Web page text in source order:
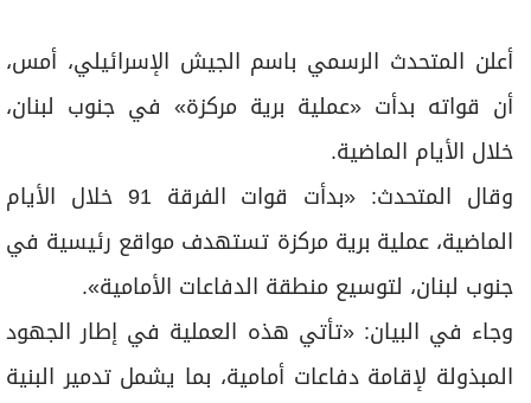
عدد اليوم
مواقيت الصلاة
الأحوال الجوية
أعلن المتحدث الرسمي باسم الجيش الإسرائيلي، أمس،
أن قواته بدأت «عملية برية مركزة» في جنوب لبنان،
خلال الأيام الماضية.
وقال المتحدث: «بدأت قوات الفرقة 91 خلال الأيام
الماضية، عملية برية مركزة تستهدف مواقع رئيسية في
جنوب لبنان، لتوسيع منطقة الدفاعات الأمامية».
وجاء في البيان: «تأتي هذه العملية في إطار الجهود
المبذولة لإقامة دفاعات أمامية، بما يشمل تدمير البنية